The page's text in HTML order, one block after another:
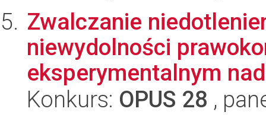
Zwalczanie
niewydolności
eksperymentalnym
Konkurs: OPUS 28 ,